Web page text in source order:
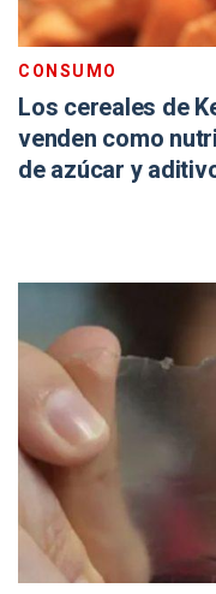
CONSUMO
Los cereales de
venden como
de azúcar y